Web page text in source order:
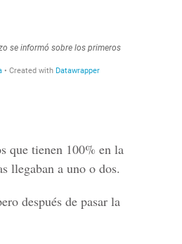
que tienen 100% en la
llegaban a uno o dos.
después de pasar la